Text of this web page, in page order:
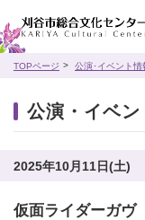
TOPページ 公演･イベント情
公演・イベン
2025年10月11日(土)
仮面ライダーガ